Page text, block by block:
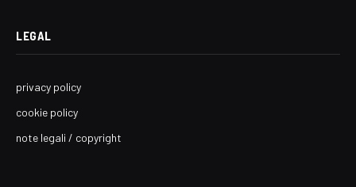
LEGAL
privacy policy
cookie policy
note legali / copyright